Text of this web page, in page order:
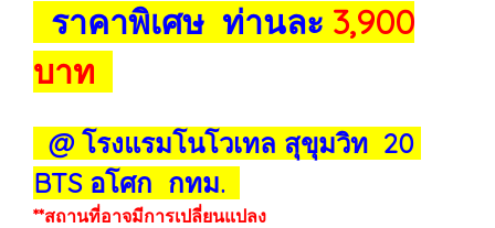
ราคาพิเศษ ท่านละ 3,900
บาท
@ โรงแรมโนโวเทล สุขุมวิท 20
BTS อโศก กทม.
**สถานที่อาจมีการเปลี่ยนแปลง